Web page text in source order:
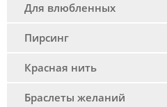
Для влюбленных
Пирсинг
Красная нить
Браслеты желаний